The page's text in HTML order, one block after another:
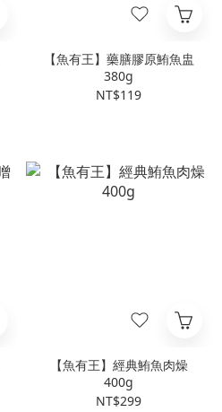
【魚有王】藥膳膠原鮪魚盅
380g
NT$119
【魚有王】經典鮪魚肉燥
400g
NT$299